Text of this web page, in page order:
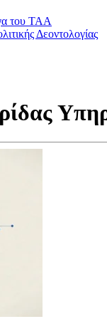
του ΤΑΑ
Δεοντολογίας